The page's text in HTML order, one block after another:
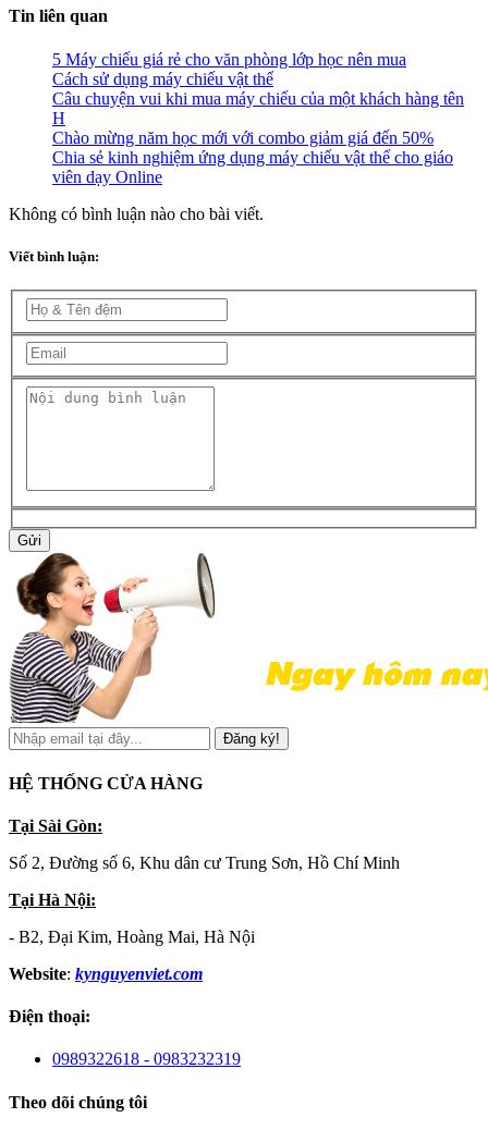
Tin liên quan
5 Máy chiếu giá rẻ cho văn phòng lớp học nên mua
Cách sử dụng máy chiếu vật thể
Câu chuyện vui khi mua máy chiếu của một khách hàng tên
H
Chào mừng năm học mới với combo giảm giá đến 50%
Chia sẻ kinh nghiệm ứng dụng máy chiếu vật thể cho giáo
viên dạy Online
Không có bình luận nào cho bài viết.
Viết bình luận:
Gửi
Đăng ký!
HỆ THỐNG CỬA HÀNG
Tại Sài Gòn:
Số 2, Đường số 6, Khu dân cư Trung Sơn, Hồ Chí Minh
Tại Hà Nội:
- B2, Đại Kim, Hoàng Mai, Hà Nội
Website: kynguyenviet.com
Điện thoại:
0989322618 - 0983232319
Theo dõi chúng tôi